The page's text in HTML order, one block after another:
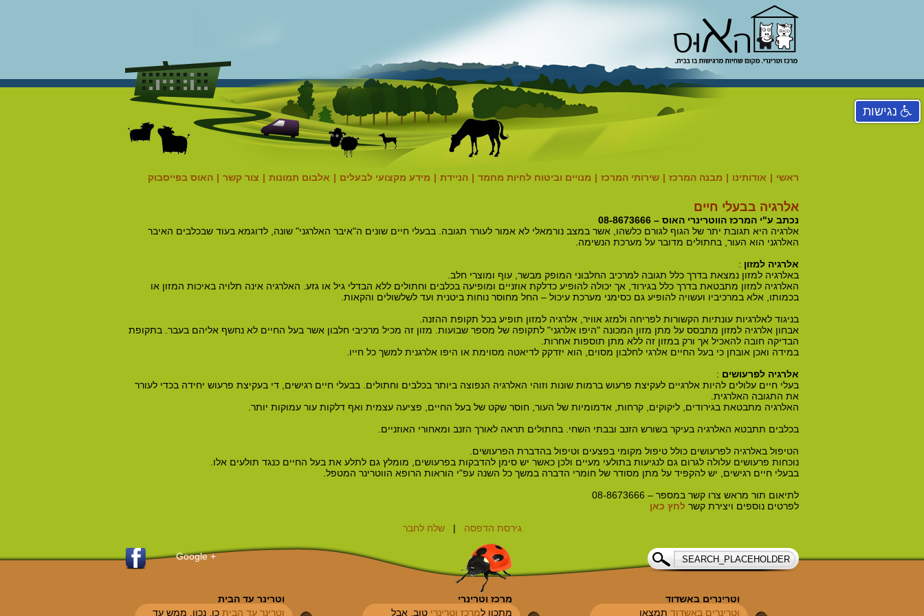
ראשי | אודותינו | מבנה המרכז | שירותי המרכז | מנויים וביטוח לחיות מחמד | הניידת | מידע מקצועי לבעלים | אלבום תמונות | צור קשר | האוס בפייסבוק
אלרגיה בבעלי חיים
נכתב ע"י המרכז הווטרינרי האוס – 08-8673666
אלרגיה היא תגובת יתר של הגוף לגורם כלשהו, אשר במצב נורמאלי לא אמור לעורר תגובה. בבעלי חיים שונים ה"איבר האלרגני" שונה, לדוגמא בעוד שבכלבים האיבר
האלרגני הוא העור, בחתולים מדובר על מערכת הנשימה.
אלרגיה למזון :
באלרגיה למזון נמצאת בדרך כלל תגובה למרכיב החלבוני המופק מבשר, עוף ומוצרי חלב.
האלרגיה למזון מתבטאת בדרך כלל בגירוד, אך יכולה להופיע כדלקת אוזניים ומופיעה בכלבים וחתולים ללא הבדלי גיל או גזע. האלרגיה אינה תלויה באיכות המזון או
בכמותו, אלא במרכיביו ועשויה להופיע גם כסימני מערכת עיכול – החל מחוסר נוחות ביטנית ועד לשלשולים והקאות.
בניגוד לאלרגיות עונתיות הקשורות לפריחה ולמזג אוויר, אלרגיה למזון תופיע בכל תקופת ההזנה.
אבחון אלרגיה למזון מתבסס על מתן מזון המכונה "היפו אלרגני" לתקופה של מספר שבועות. מזון זה מכיל מרכיבי חלבון אשר בעל החיים לא נחשף אליהם בעבר. בתקופת
הבדיקה חובה להאכיל אך ורק במזון זה ללא מתן תוספות אחרות.
במידה ואכן אובחן כי בעל החיים אלרגי לחלבון מסוים, הוא יזדקק לדיאטה מסוימת או היפו אלרגנית למשך כל חייו.
אלרגיה לפרעושים :
בעלי חיים עלולים להיות אלרגיים לעקיצת פרעוש ברמות שונות וזוהי האלרגיה הנפוצה ביותר בכלבים וחתולים. בבעלי חיים רגישים, די בעקיצת פרעוש יחידה בכדי לעורר
את התגובה האלרגית.
האלרגיה מתבטאת בגירודים, ליקוקים, קרחות, אדמומיות של העור, חוסר שקט של בעל החיים, פציעה עצמית ואף דלקות עור עמוקות יותר.
בכלבים תתבטא האלרגיה בעיקר בשורש הזנב ובבתי השחי. בחתולים תראה לאורך הזנב ומאחורי האוזניים.
הטיפול באלרגיה לפרעושים כולל טיפול מקומי בפצעים וטיפול בהדברת הפרעושים.
נוכחות פרעושים עלולה לגרום גם לנגיעות בתולעי מעיים ולכן כאשר יש סימן להדבקות בפרעושים, מומלץ גם לתלע את בעל החיים כנגד תולעים אלו.
בבעלי חיים רגישים, יש להקפיד על מתן מסודר של חומרי הדברה במשך כל השנה עפ"י הוראות הרופא הווטרינר המטפל.
לתיאום תור מראש צרו קשר במספר – 08-8673666
לפרטים נוספים ויצירת קשר לחץ כאן
גירסת הדפסה |שלח לחבר
נגישות
+ Google
וטרינרים באשדוד
וטרינרים באשדוד תמצאו
מרכז וטרינרי
מתכון למרכז וטרינרי טוב, אבל
וטרינר עד הבית
וטרינר עד הבית כן, נכון, ממש עד